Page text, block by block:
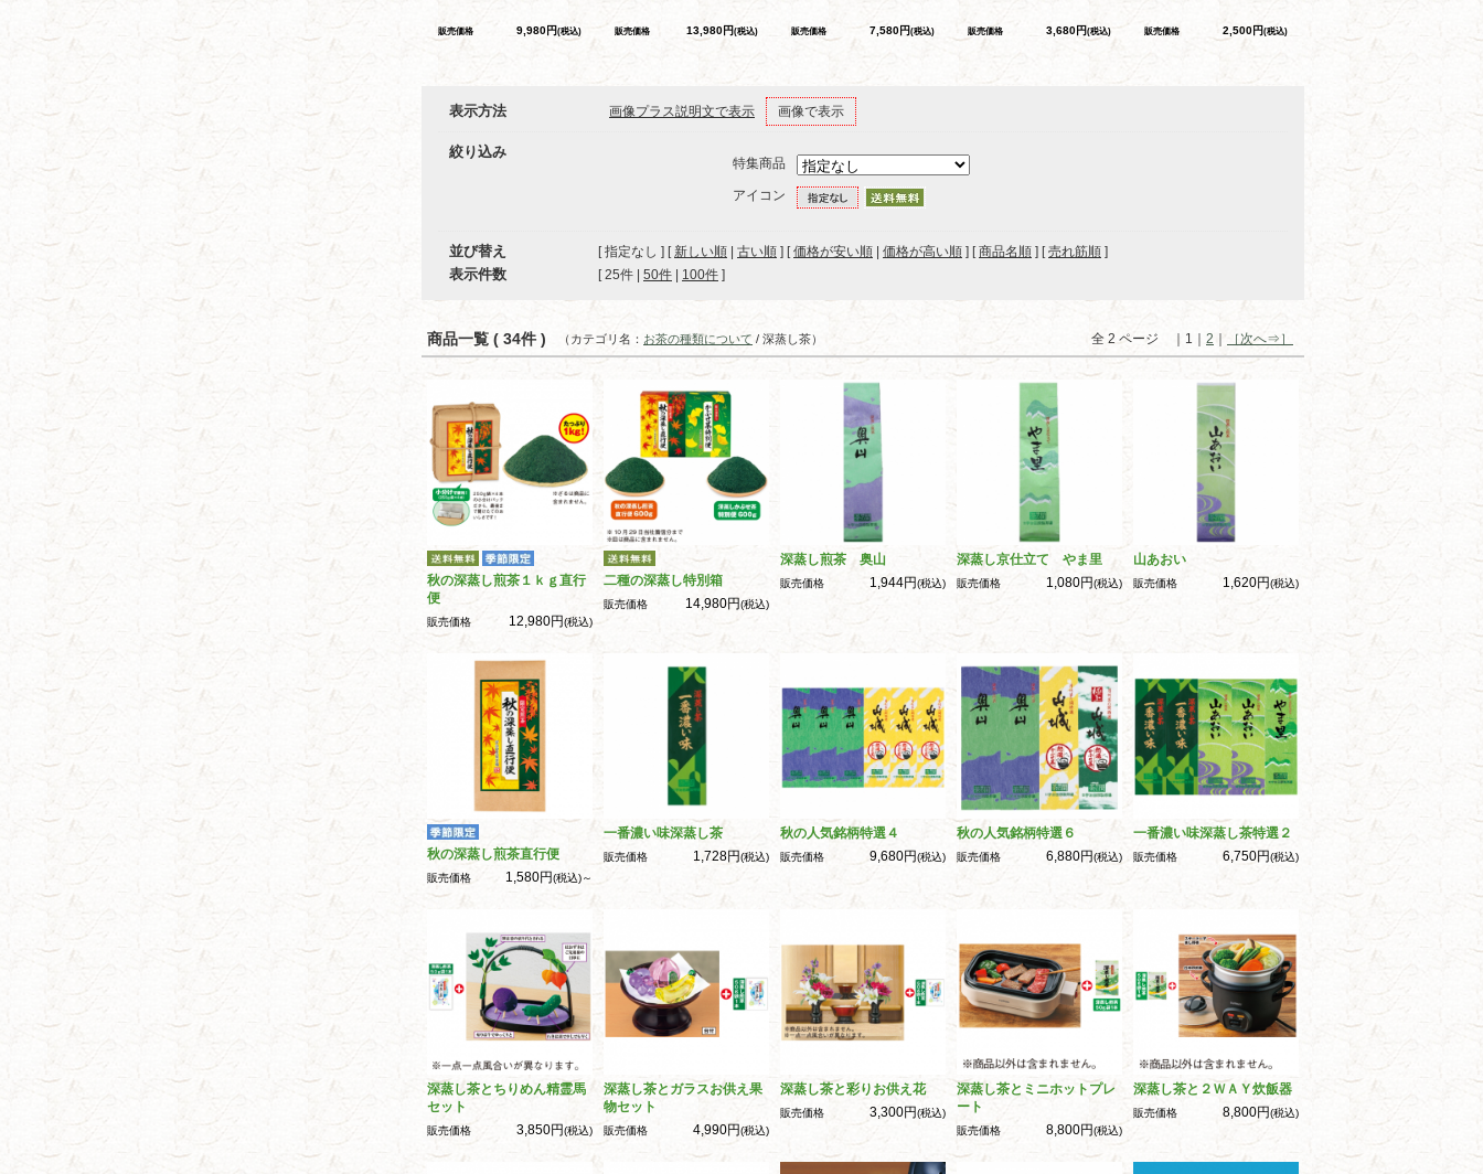
販売価格 9,980円(税込) 販売価格 13,980円(税込) 販売価格 7,580円(税込) 販売価格 3,680円(税込) 販売価格 2,500円(税込)
表示方法 画像プラス説明文で表示 画像で表示
絞り込み
特集商品
アイコン
並び替え [ 指定なし ] [ 新しい順 古い順 ] [価格が安い順 価格が高い順 ] [商品名順 ] [売れ筋順 ]
表示件数 [ 25件 50件 100件 ]
商品一覧 ( 34件 ) 全 2 ページ ｜1｜ 2 ｜ ［次へ⇒］
（カテゴリ名： お茶の種類について / 深蒸し茶）
秋の深蒸し煎茶１ｋｇ直行
便
販売価格 12,980円(税込)
二種の深蒸し特別箱
販売価格 14,980円(税込)
深蒸し煎茶 奥山
販売価格 1,944円(税込)
深蒸し京仕立て やま里
販売価格 1,080円(税込)
山あおい
販売価格 1,620円(税込)
秋の深蒸し煎茶直行便
販売価格 1,580円(税込)～
一番濃い味深蒸し茶
販売価格 1,728円(税込)
秋の人気銘柄特選４
販売価格 9,680円(税込)
秋の人気銘柄特選６
販売価格 6,880円(税込)
一番濃い味深蒸し茶特選２
販売価格 6,750円(税込)
深蒸し茶とちりめん精霊馬
セット
販売価格 3,850円(税込)
深蒸し茶とガラスお供え果
物セット
販売価格 4,990円(税込)
深蒸し茶と彩りお供え花
販売価格 3,300円(税込)
深蒸し茶とミニホットプレ
ート
販売価格 8,800円(税込)
深蒸し茶と２ＷＡＹ炊飯器
販売価格 8,800円(税込)